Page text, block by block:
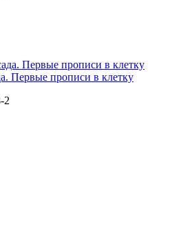
Первые прописи в клетку
2